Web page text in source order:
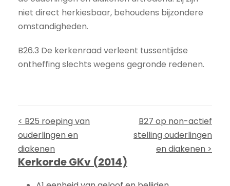
niet direct herkiesbaar, behoudens bijzondere
omstandigheden.
B26.3 De kerkenraad verleent tussentijdse
ontheffing slechts wegens gegronde redenen.
< B25 roeping van
ouderlingen en
diakenen
B27 op non-actief
stelling ouderlingen
en diakenen >
Kerkorde GKv (2014)